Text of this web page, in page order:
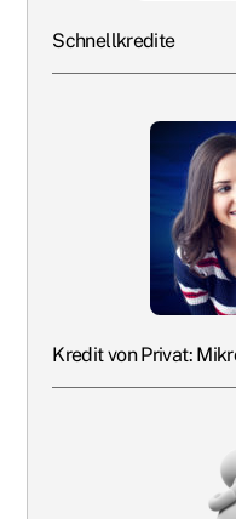
Schnellkredite
Kredit von Privat: